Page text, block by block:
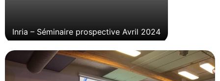
Inria – Séminaire prospective Avril 2024